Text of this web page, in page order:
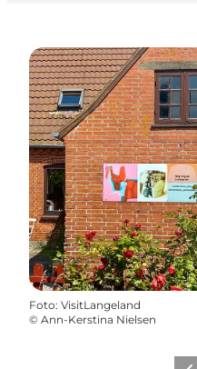
Foto: VisitLangeland
© Ann-Kerstina Nielsen